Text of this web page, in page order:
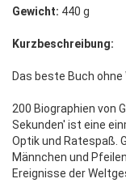
Gewicht: 440 g
Kurzbeschreibung:
Das beste Buch ohne
200 Biographien von
Sekunden' ist eine
Optik und Ratespaß.
Männchen und
Ereignisse der